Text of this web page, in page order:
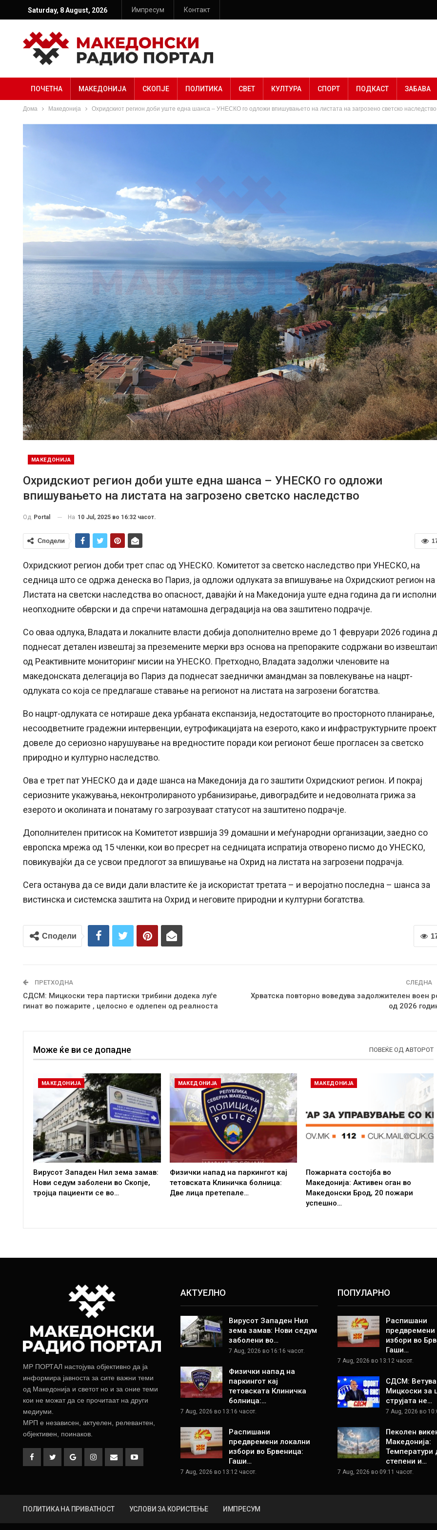
Saturday, 8 August, 2026 Импресум Контакт
ПОЧЕТНА МАКЕДОНИЈА СКОПЈЕ ПОЛИТИКА СВЕТ КУЛТУРА СПОРТ ПОДКАСТ ЗАБАВА
Дома Македонија Охридскиот регион доби уште една шанса – УНЕСКО го одложи впишувањето на листата на загрозено светско наследство
МАКЕДОНИЈА
Охридскиот регион доби уште една шанса – УНЕСКО го одложи
впишувањето на листата на загрозено светско наследство
Од Portal На 10 Jul, 2025 во 16:32 часот.
Сподели
Охридскиот регион доби трет спас од УНЕСКО. Комитетот за светско наследство при УНЕСКО, на
седница што се одржа денеска во Париз, ја одложи одлуката за впишување на Охридскиот регион на
Листата на светски наследства во опасност, давајќи ѝ на Македонија уште една година да ги исполни
неопходните обврски и да спречи натамошна деградација на ова заштитено подрачје.
Со оваа одлука, Владата и локалните власти добија дополнително време до 1 февруари 2026 година
поднесат детален извештај за преземените мерки врз основа на препораките содржани во
од Реактивните мониторинг мисии на УНЕСКО. Претходно, Владата задолжи членовите на
македонската делегација во Париз да поднесат заеднички амандман за повлекување на нацрт-
одлуката со која се предлагаше ставање на регионот на листата на загрозени богатства.
Во нацрт-одлуката се нотираше дека урбаната експанзија, недостатоците во просторното планирање,
несоодветните градежни интервенции, еутрофикацијата на езерото, како и инфраструктурните
довеле до сериозно нарушување на вредностите поради кои регионот беше прогласен за светско
природно и културно наследство.
Ова е трет пат УНЕСКО да и даде шанса на Македонија да го заштити Охридскиот регион. И покрај
сериозните укажувања, неконтролираното урбанизирање, дивоградбите и недоволната грижа за
езерото и околината и понатаму го загрозуваат статусот на заштитено подрачје.
Дополнителен притисок на Комитетот извршија 39 домашни и меѓународни организации, заедно со
европска мрежа од 15 членки, кои во пресрет на седницата испратија отворено писмо до УНЕСКО,
повикувајќи да се усвои предлогот за впишување на Охрид на листата на загрозени подрачја.
Сега останува да се види дали властите ќе ја искористат третата – и веројатно последна – шанса за
вистинска и системска заштита на Охрид и неговите природни и културни богатства.
Сподели
ПРЕТХОДНА
СДСМ: Мицкоски тера партиски трибини додека луѓе
гинат во пожарите , целосно е одлепен од реалноста
СЛЕДНА
Хрватска повторно воведува задолжителен воен
од 2026
Може ќе ви се допадне ПОВЕЌЕ ОД АВТОРОТ
МАКЕДОНИЈА
Вирусот Западен Нил зема замав:
Нови седум заболени во Скопје,
тројца пациенти се во…
МАКЕДОНИЈА
Физички напад на паркингот кај
тетовската Клиничка болница:
Две лица претепале…
МАКЕДОНИЈА
Пожарната состојба во
Македонија: Активен оган во
Македонски Брод, 20 пожари
успешно…
МР ПОРТАЛ настојува објективно да ја
информира јавноста за сите важни теми
од Македонија и светот но и за оние теми
кои не можат да се прочитаат на други
медиуми.
МРП е независен, актуелен, релевантен,
објективен, поинаков.
АКТУЕЛНО
Вирусот Западен Нил
зема замав: Нови седум
заболени во…
7 Aug, 2026 во 16:16 часот.
Физички напад на
паркингот кај
тетовската Клиничка
болница:…
7 Aug, 2026 во 13:16 часот.
Распишани
предвремени локални
избори во Брвеница:
Гаши…
7 Aug, 2026 во 13:12 часот.
ПОПУЛАРНО
Распишани
предвремени
избори во
Гаши…
7 Aug, 2026 во 13:12 часот.
СДСМ:
Мицкоски за
струјата не…
7 Aug, 2026 во
Пеколен
Македонија:
Температури
степени и…
7 Aug, 2026 во 09:11 часот.
ПОЛИТИКА НА ПРИВАТНОСТ УСЛОВИ ЗА КОРИСТЕЊЕ ИМПРЕСУМ